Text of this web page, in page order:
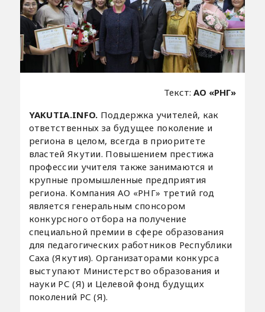
Текст:АО «РНГ»
YAKUTIA.INFO. Поддержка учителей, как
ответственных за будущее поколение и
региона в целом, всегда в приоритете
властей Якутии. Повышением престижа
профессии учителя также занимаются и
крупные промышленные предприятия
региона. Компания АО «РНГ» третий год
является генеральным спонсором
конкурсного отбора на получение
специальной премии в сфере образования
для педагогических работников Республики
Саха (Якутия). Организаторами конкурса
выступают Министерство образования и
науки РС (Я) и Целевой фонд будущих
поколений РС (Я).